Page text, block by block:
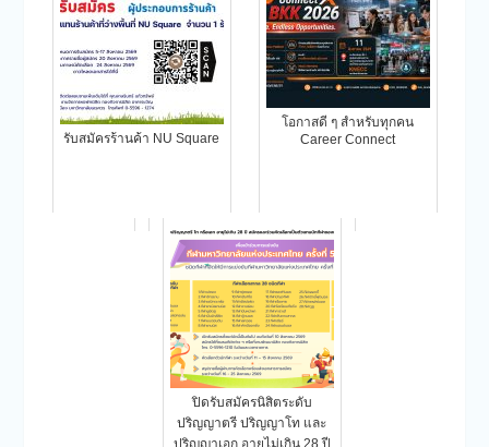
รับสมัครร้านค้า NU Square
โอกาสดี ๆ สำหรับทุกคน
Career Connect
ปิดรับสมัครนิสิตระดับ
ปริญญาตรี ปริญญาโท และ
ปริญญาเอก อายุไม่เกิน 28 ปี